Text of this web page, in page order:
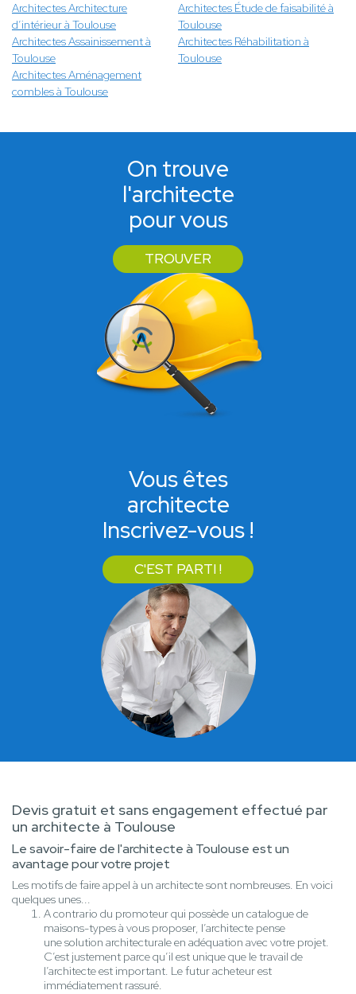
Architectes Architecture
d’intérieur à Toulouse
Architectes Étude de faisabilité à
Toulouse
Architectes Assainissement à
Toulouse
Architectes Réhabilitation à
Toulouse
Architectes Aménagement
combles à Toulouse
On trouve
l'architecte
pour vous
TROUVER
Vous êtes
architecte
Inscrivez-vous !
C'EST PARTI !
Devis gratuit et sans engagement effectué par
un architecte à Toulouse
Le savoir-faire de l'architecte à Toulouse est un
avantage pour votre projet
Les motifs de faire appel à un architecte sont nombreuses. En voici
quelques unes...
A contrario du promoteur qui possède un catalogue de
maisons-types à vous proposer, l’architecte pense
une solution architecturale en adéquation avec votre projet.
C’est justement parce qu’il est unique que le travail de
l’architecte est important. Le futur acheteur est
immédiatement rassuré.